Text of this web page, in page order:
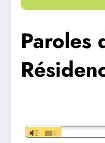
Paroles
Lecteur
Vm